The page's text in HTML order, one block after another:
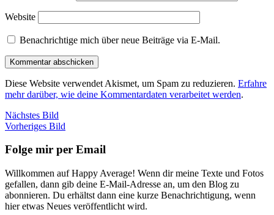
Website
Benachrichtige mich über neue Beiträge via E-Mail.
Diese Website verwendet Akismet, um Spam zu reduzieren. Erfahre
mehr darüber, wie deine Kommentardaten verarbeitet werden.
Nächstes Bild
Vorheriges Bild
Folge mir per Email
Willkommen auf Happy Average! Wenn dir meine Texte und Fotos
gefallen, dann gib deine E-Mail-Adresse an, um den Blog zu
abonnieren. Du erhältst dann eine kurze Benachrichtigung, wenn
hier etwas Neues veröffentlicht wird.